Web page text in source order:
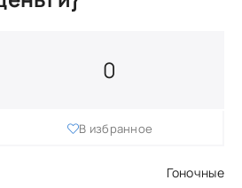
Гоночные
0
В избранное